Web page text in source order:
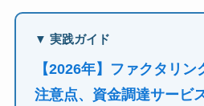
▼ 実践ガイド
【2026年】ファクタリン
注意点、資金調達サービ